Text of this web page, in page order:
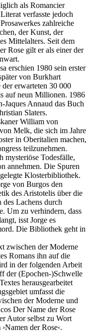
als Romancier
verfasste jedoch
zahlreiche
der Kunst, der
Mittelalters. Seit dem
Rose gilt er als einer der
erschien 1980 sein erster
von Burkhart
erwarteten 30 000
auf neun Millionen. 1986
Jaques Annaud das Buch
Slaters.
William von
Melk, die sich im Jahre
in Oberitalien machen,
teilzunehmen.
mysteriöse Todesfälle,
annehmen. Die Spuren
Klosterbibliothek.
von Burgos den
des Aristotelis über die
Lachens durch
Um zu verhindern, dass
isst Jorge es
Die Bibliothek geht in
zwischen der Moderne
Romans ihn auf die
in der folgenden Arbeit
der (Epochen-)Schwelle
herausgearbeitet
umfasst die
der Moderne und
Der Name der Rose
Autor selbst zu Wort
der Rose‹.